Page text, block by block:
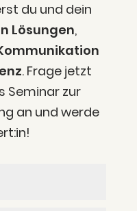
du und dein
Lösun­gen,
. Fra­ge jetzt
Semi­nar zur
an und wer­de